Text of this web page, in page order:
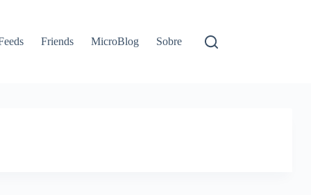
Friends MicroBlog Sobre